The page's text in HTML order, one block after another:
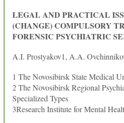
LEGAL AND PRACTICAL
(CHANGE) COMPULSORY
FORENSIC PSYCHIATRIC
A.I. Prostyakov1, A.A.
1 The Novosibirsk State Medical
2 The Novosibirsk Regional
Specialized Types
3Research Institute for Mental